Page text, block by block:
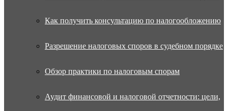
Как получить консультацию по налогообложению
Разрешение налоговых споров в судебном порядке
Обзор практики по налоговым спорам
Аудит финансовой и налоговой отчетности: цели,